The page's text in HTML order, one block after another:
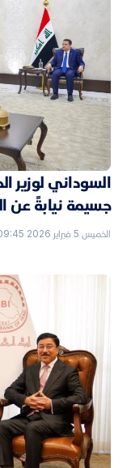
السوداني لوزير
جسيمة نيابةً عن
الخميس 5 فبراير 2026 09:45 م